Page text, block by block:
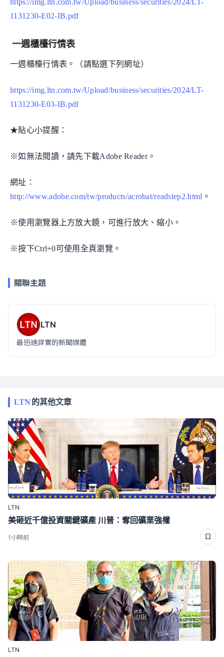
1131230-E02-IB.pdf
一週櫃檯行情表
一週櫃檯行情表。（請點選下列網址）
https://img.ltn.com.tw/Upload/business/securities/2024/LT-
1131230-E03-IB.pdf
★貼心小提醒：
※如無法閱讀，請先下載Adobe Reader。
網址：
http://www.adobe.com/tw/products/acrobat/readstep2.html 。
※使用瀏覽器上方放大鏡，可進行放大、縮小。
※按下Ctrl+0可使用全頁瀏覽。
關聯主題
LTN
最迅速詳實的新聞媒體
LTN的其他文章
LTN
美砸近千億投資關鍵礦產 川普：奪回礦業強權
1小時前
LTN